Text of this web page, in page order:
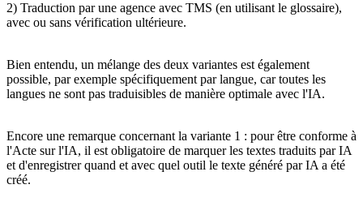
2) Traduction par une agence avec TMS (en utilisant le glossaire),
avec ou sans vérification ultérieure.
Bien entendu, un mélange des deux variantes est également
possible, par exemple spécifiquement par langue, car toutes les
langues ne sont pas traduisibles de manière optimale avec l'IA.
Encore une remarque concernant la variante 1 : pour être conforme à
l'Acte sur l'IA, il est obligatoire de marquer les textes traduits par IA
et d'enregistrer quand et avec quel outil le texte généré par IA a été
créé.